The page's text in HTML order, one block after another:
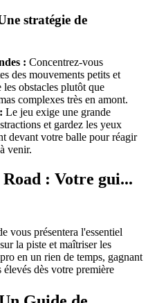
stratégie de
: Concentrez-vous
des mouvements petits et
obstacles plutôt que
complexes très en amont.
Le jeu exige une grande
et gardez les yeux
devant votre balle pour réagir
venir.
: Votre gui...
vous présentera l'essentiel
la piste et maîtriser les
en un rien de temps, gagnant
dès votre première